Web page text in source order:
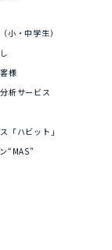
小・中学生）
様
析サービス
「ハビット」
“MAS”